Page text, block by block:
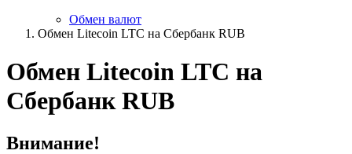
Обмен валют
Обмен Litecoin LTC на Сбербанк RUB
Обмен Litecoin LTC на
Сбербанк RUB
Внимание!